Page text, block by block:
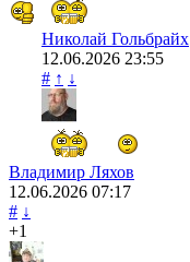
Николай Гольбрайх
12.06.2026 23:55
# ↑ ↓
Владимир Ляхов
12.06.2026 07:17
# ↓
+1